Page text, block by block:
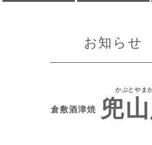
に築窯。酒津焼
をしています。
お知らせ
倉敷酒津焼
かぶとやま
兜